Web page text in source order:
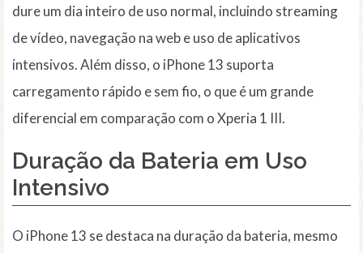
dure um dia inteiro de uso normal, incluindo streaming
de vídeo, navegação na web e uso de aplicativos
intensivos. Além disso, o iPhone 13 suporta
carregamento rápido e sem fio, o que é um grande
diferencial em comparação com o Xperia 1 III.
Duração da Bateria em Uso
Intensivo
O iPhone 13 se destaca na duração da bateria, mesmo